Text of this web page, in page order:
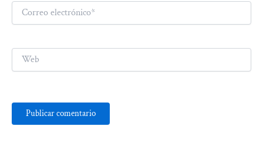
Correo
electrónico*
Web